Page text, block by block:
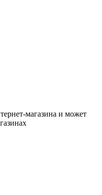
магазина и может